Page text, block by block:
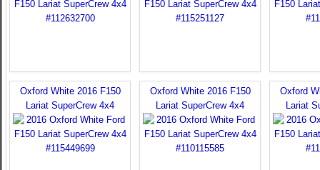
Oxford White 2016 F150
Lariat SuperCrew 4x4
Oxford White 2016 F150
Lariat SuperCrew 4x4
Oxford
Lariat